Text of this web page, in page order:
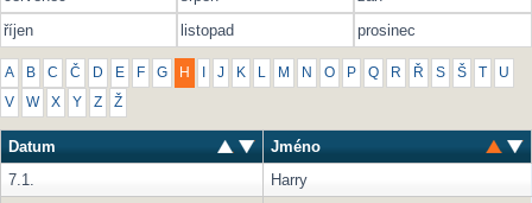
říjen
listopad prosinec
A B C Č D E F G H J K L M N O P Q R Ř S Š U
V W X Y Z Ž
Datum
Jméno
7.1.
Harry